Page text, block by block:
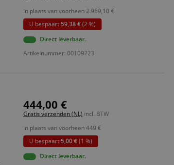
in plaats van voorheen2.969,10 €
U bespaart59,38 €(2 %)
Direct leverbaar.
Artikelnummer: 00109223
444,00 €
Gratis verzenden (NL) incl. BTW
in plaats van voorheen449 €
U bespaart5,00 €(1 %)
Direct leverbaar.